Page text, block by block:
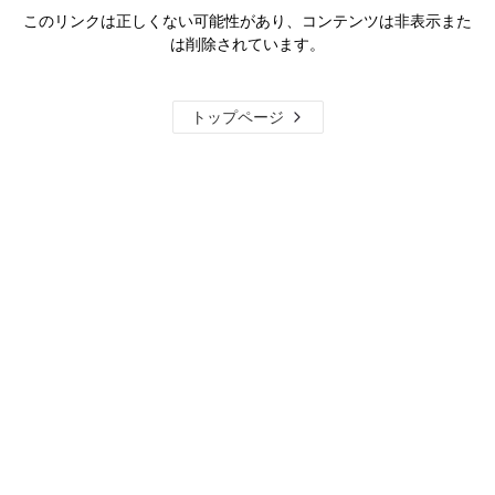
このリンクは正しくない可能性があり、コンテンツは非表示また
は削除されています。
トップページ